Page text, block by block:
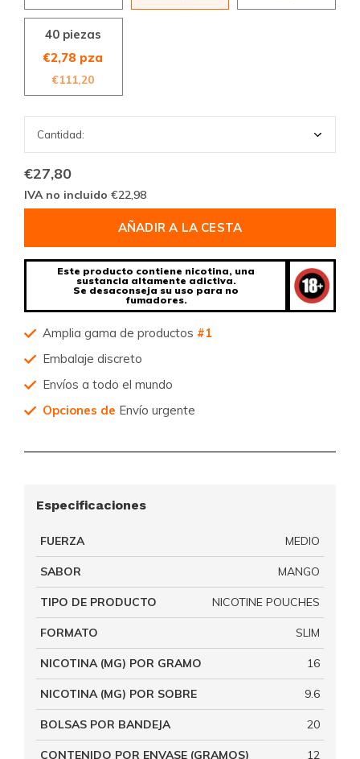
40 piezas
€2,78 pza
€111,20
€27,80
IVA no incluido €22,98
AÑADIR A LA CESTA
Este producto contiene nicotina, una
sustancia altamente adictiva.
Se desaconseja su uso para no
fumadores.
Amplia gama de productos #1
Embalaje discreto
Envíos a todo el mundo
Opciones de Envío urgente
Especificaciones
FUERZA MEDIO
SABOR MANGO
TIPO DE PRODUCTO NICOTINE POUCHES
FORMATO SLIM
NICOTINA (MG) POR GRAMO 16
NICOTINA (MG) POR SOBRE 9.6
BOLSAS POR BANDEJA 20
CONTENIDO POR ENVASE (GRAMOS) 12